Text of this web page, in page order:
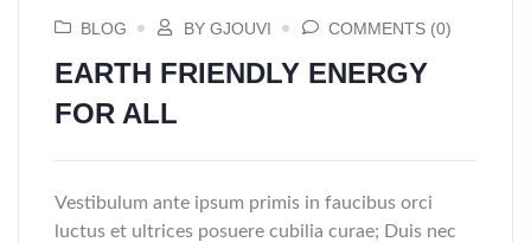
BLOG BY GJOUVI COMMENTS (0)
EARTH FRIENDLY ENERGY
FOR ALL
Vestibulum ante ipsum primis in faucibus orci
luctus et ultrices posuere cubilia curae; Duis nec